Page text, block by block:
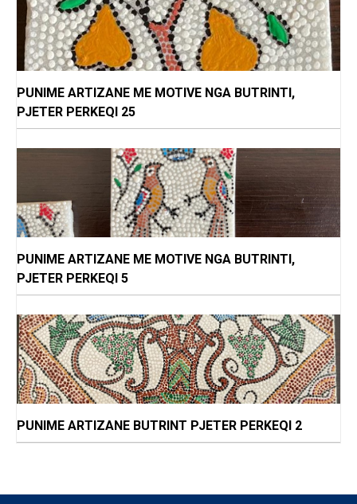
PUNIME ARTIZANE ME MOTIVE NGA BUTRINTI,
PJETER PERKEQI 25
PUNIME ARTIZANE ME MOTIVE NGA BUTRINTI,
PJETER PERKEQI 5
PUNIME ARTIZANE BUTRINT PJETER PERKEQI 2